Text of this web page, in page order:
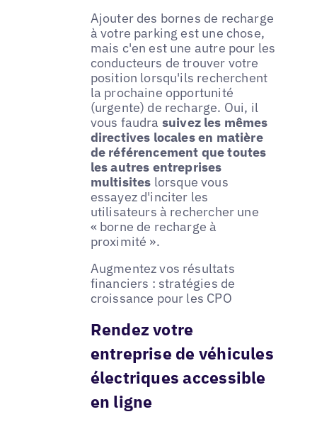
Ajouter des bornes de recharge
à votre parking est une chose,
mais c'en est une autre pour les
conducteurs de trouver votre
position lorsqu'ils recherchent
la prochaine opportunité
(urgente) de recharge. Oui, il
vous faudra suivez les mêmes
directives locales en matière
de référencement que toutes
les autres entreprises
multisites lorsque vous
essayez d'inciter les
utilisateurs à rechercher une
« borne de recharge à
proximité ».
Augmentez vos résultats
financiers : stratégies de
croissance pour les CPO
Rendez votre
entreprise de véhicules
électriques accessible
en ligne